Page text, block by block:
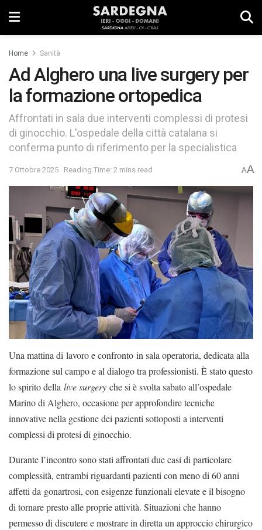
Home Sanità
Ad Alghero una live surgery per
la formazione ortopedica
Affrontati in sala due interventi complessi di protesi
di ginocchio. L'ospedale della città catalana si
conferma punto di riferimento per la specialistica
7 Ottobre 2025 Reading Time: 2 mins read AA
Una mattina di lavoro e confronto in sala operatoria, dedicata alla
formazione sul campo e al dialogo tra professionisti. È stato questo
lo spirito della live surgery che si è svolta sabato all’ospedale
Marino di Alghero, occasione per approfondire tecniche
innovative nella gestione dei pazienti sottoposti a interventi
complessi di protesi di ginocchio.
Durante l’incontro sono stati affrontati due casi di particolare
complessità, entrambi riguardanti pazienti con meno di 60 anni
affetti da gonartrosi, con esigenze funzionali elevate e il bisogno
di tornare presto alle proprie attività. Situazioni che hanno
permesso di discutere e mostrare in diretta un approccio chirurgico